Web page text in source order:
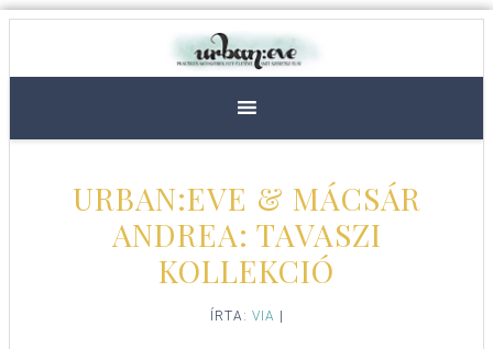
URBAN:EVE & MÁCSÁR
ANDREA: TAVASZI
KOLLEKCIÓ
ÍRTA: VIA